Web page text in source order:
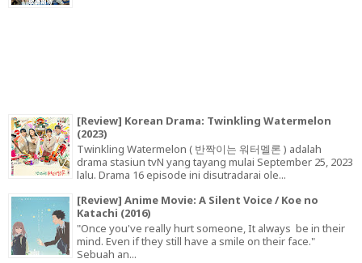
[Review] Korean Drama: Twinkling Watermelon
(2023)
Twinkling Watermelon ( 반짝이는 워터멜론 ) adalah
drama stasiun tvN yang tayang mulai September 25, 2023
lalu. Drama 16 episode ini disutradarai ole...
[Review] Anime Movie: A Silent Voice / Koe no
Katachi (2016)
"Once you've really hurt someone, It always be in their
mind. Even if they still have a smile on their face."
Sebuah an...